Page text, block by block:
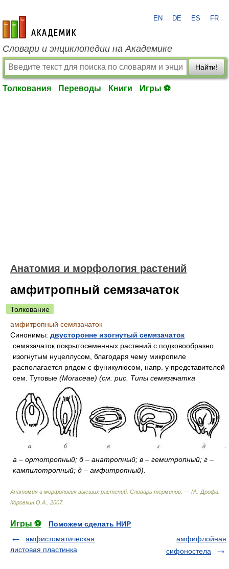
academic.ru
EN DE ES FR
Словари и энциклопедии на Академике
Найти!
Толкования Переводы Книги Игры ⚽
Анатомия и морфология растений
амфитропный семязачаток
Толкование
амфитропный семязачаток
Синонимы: двусторонне изогнутый семязачаток
семязачаток покрытосеменных растений с подковообразно
изогнутым нуцеллусом, благодаря чему микропиле
располагается рядом с фуникулюсом, напр. у представителей
сем. Тутовые (Moraceae) (см. рис. Типы семязачатка
:
а – ортотропный; б – анатропный; в – гемитропный; г –
кампилотропный; д – амфитропный)
Анатомия и морфология высших растений. Словарь терминов. — М.: Дрофа
Коровкин О.А.
2007.
Игры ⚽
Поможем сделать НИР
амфистоматическая
листовая пластинка
амфифлойная
сифоностела